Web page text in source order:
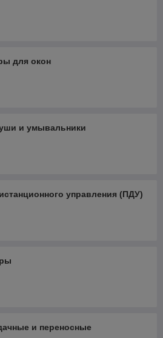
для окон
и умывальники
управления (ПДУ)
и переносные